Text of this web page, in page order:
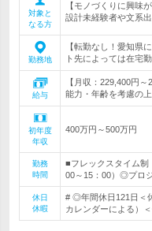
対象と
なる方
【モノづくりに興味
設計未経験者や文系
勤務地
【転勤なし！愛知県
ト先によっては在宅
給与
【月収：229,400円
能力・年齢を考慮の
初年度
年収
400万円～500万円
勤務
時間
■フレックスタイム制
00～15：00）◎プロ
休日
休暇
# ◎年間休日121日＜
カレンダーによる）